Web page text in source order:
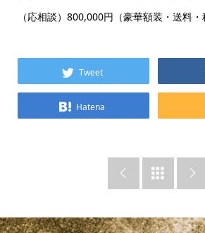
（応相談）800,000円（豪華額装・送料・
Tweet
Hatena
  